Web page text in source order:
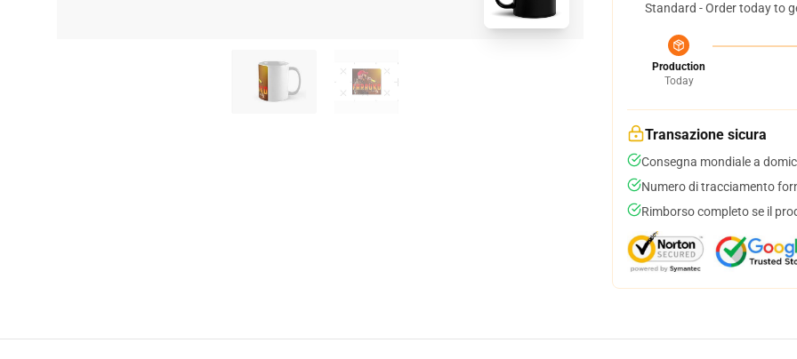
Standard - Order today to
Production
Today
Transazione sicura
Consegna mondiale a
Numero di tracciamento
Rimborso completo se il